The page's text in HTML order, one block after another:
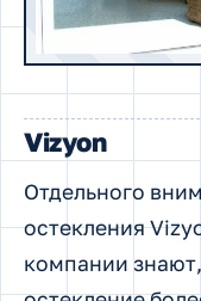
Vizyon
Отдельного
остекления
компании